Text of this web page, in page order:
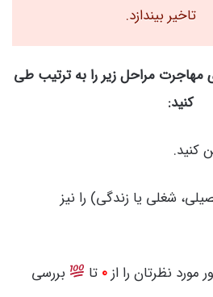
تاخیر بیندازد.
مهاجرت مراحل زیر را به ترتیب طی
کنید:
شغلی یا زندگی) را نیز
0 تا
بررسی